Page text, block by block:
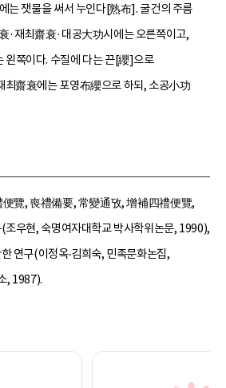
는 잿물을 써서 누인다[熟布]. 굴건의 주름
·재최齋衰·대공大功시에는 오른쪽이고,
쪽이다. 수질에 다는 끈[纓]으로
최齋衰에는 포영布纓으로 하되, 소공小功
覽, 喪禮備要, 常變通攷, 增補四禮便覽,
조우현, 숙명여자대학교 박사학위논문, 1990),
연구(이정옥‧김희숙, 민족문화논집,
, 1987).